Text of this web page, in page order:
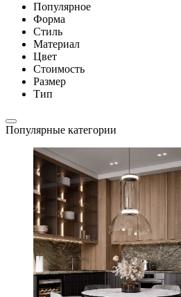
Популярное
Форма
Стиль
Материал
Цвет
Стоимость
Размер
Тип
Популярные категории